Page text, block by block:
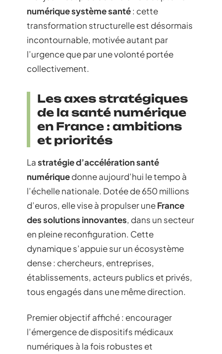
numérique système santé: cette
transformation structurelle est désormais
incontournable, motivée autant par
l’urgence que par une volonté portée
collectivement.
Les axes stratégiques
de la santé numérique
en France : ambitions
et priorités
Lastratégie d’accélération santé
numériquedonne aujourd’hui le tempo à
l’échelle nationale. Dotée de 650 millions
d’euros, elle vise à propulser uneFrance
des solutions innovantes, dans un secteur
en pleine reconfiguration. Cette
dynamique s’appuie sur un écosystème
dense : chercheurs, entreprises,
établissements, acteurs publics et privés,
tous engagés dans une même direction.
Premier objectif affiché : encourager
l’émergence de dispositifs médicaux
numériques à la fois robustes et